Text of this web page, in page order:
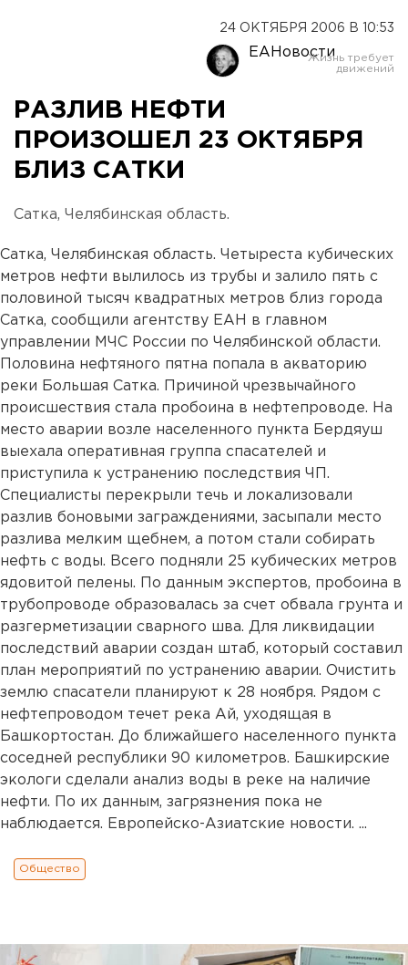
24 ОКТЯБРЯ 2006 В 10:53
ЕАНовости
РАЗЛИВ НЕФТИ
ПРОИЗОШЕЛ 23 ОКТЯБРЯ
БЛИЗ САТКИ
Сатка, Челябинская область.
Сатка, Челябинская область. Четыреста кубических
метров нефти вылилось из трубы и залило пять с
половиной тысяч квадратных метров близ города
Сатка, сообщили агентству ЕАН в главном
управлении МЧС России по Челябинской области.
Половина нефтяного пятна попала в акваторию
реки Большая Сатка. Причиной чрезвычайного
происшествия стала пробоина в нефтепроводе. На
место аварии возле населенного пункта Бердяуш
выехала оперативная группа спасателей и
приступила к устранению последствия ЧП.
Специалисты перекрыли течь и локализовали
разлив боновыми заграждениями, засыпали место
разлива мелким щебнем, а потом стали собирать
нефть с воды. Всего подняли 25 кубических метров
ядовитой пелены. По данным экспертов, пробоина в
трубопроводе образовалась за счет обвала грунта и
разгерметизации сварного шва. Для ликвидации
последствий аварии создан штаб, который составил
план мероприятий по устранению аварии. Очистить
землю спасатели планируют к 28 ноября. Рядом с
нефтепроводом течет река Ай, уходящая в
Башкортостан. До ближайшего населенного пункта
соседней республики 90 километров. Башкирские
экологи сделали анализ воды в реке на наличие
нефти. По их данным, загрязнения пока не
наблюдается. Европейско-Азиатские новости. ...
Общество